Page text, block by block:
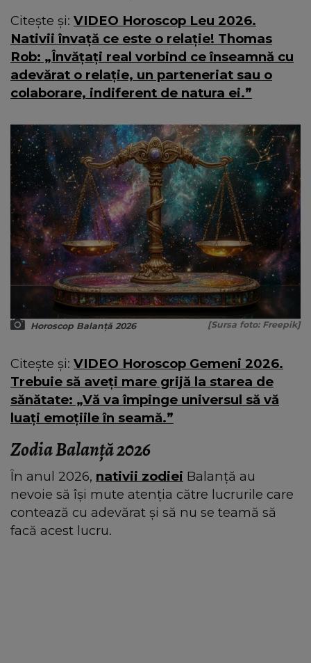
Citește și: VIDEO Horoscop Leu 2026.
Nativii învață ce este o relație! Thomas
Rob: „Învățați real vorbind ce înseamnă cu
adevărat o relație, un parteneriat sau o
colaborare, indiferent de natura ei.”
Horoscop Balanță 2026 [Sursa foto: Freepik]
Citește și: VIDEO Horoscop Gemeni 2026.
Trebuie să aveți mare grijă la starea de
sănătate: „Vă va împinge universul să vă
luați emoțiile în seamă.”
Zodia Balanță 2026
În anul 2026, nativii zodiei Balanță au
nevoie să își mute atenția către lucrurile care
contează cu adevărat și să nu se teamă să
facă acest lucru.